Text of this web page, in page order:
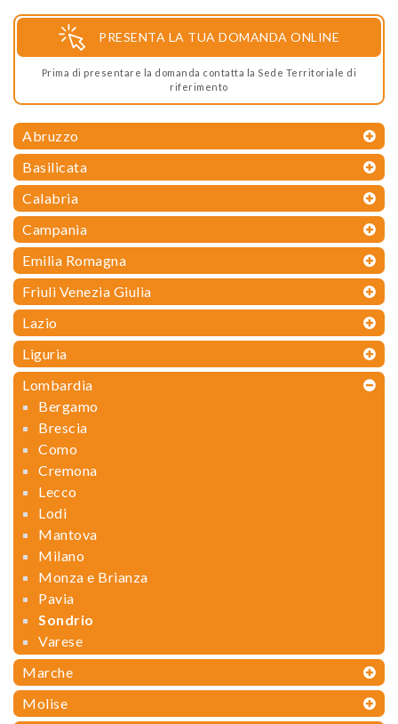
PRESENTA LA TUA DOMANDA ONLINE
Prima di presentare la domanda contatta la Sede Territoriale di
riferimento
Abruzzo
Basilicata
Calabria
Campania
Emilia Romagna
Friuli Venezia Giulia
Lazio
Liguria
Lombardia
Bergamo
Brescia
Como
Cremona
Lecco
Lodi
Mantova
Milano
Monza e Brianza
Pavia
Sondrio
Varese
Marche
Molise